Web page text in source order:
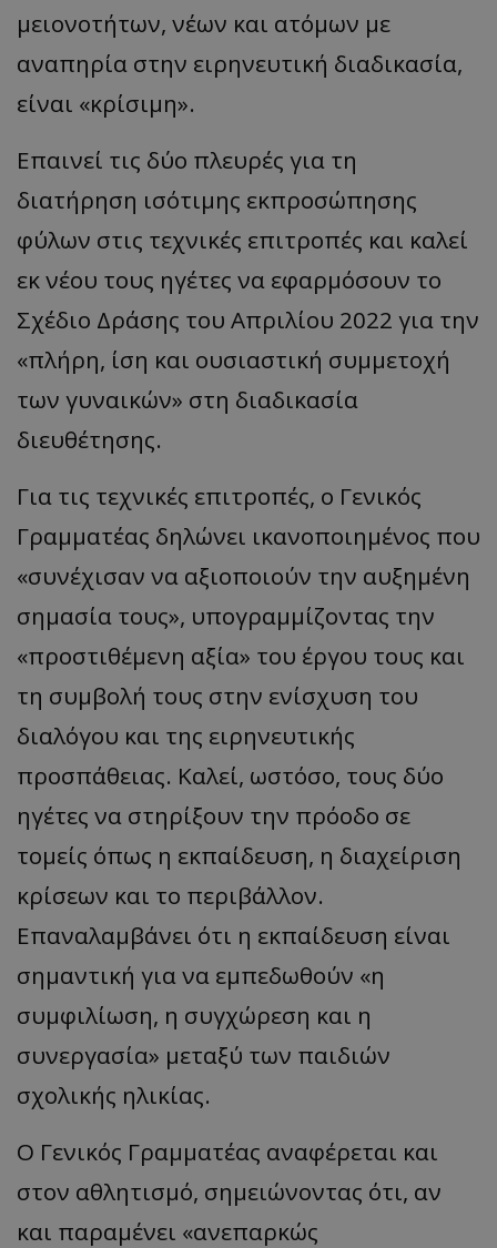
μειονοτήτων, νέων και ατόμων με
αναπηρία στην ειρηνευτική διαδικασία,
είναι «κρίσιμη».
Επαινεί τις δύο πλευρές για τη
διατήρηση ισότιμης εκπροσώπησης
φύλων στις τεχνικές επιτροπές και καλεί
εκ νέου τους ηγέτες να εφαρμόσουν το
Σχέδιο Δράσης του Απριλίου 2022 για την
«πλήρη, ίση και ουσιαστική συμμετοχή
των γυναικών» στη διαδικασία
διευθέτησης.
Για τις τεχνικές επιτροπές, ο Γενικός
Γραμματέας δηλώνει ικανοποιημένος που
«συνέχισαν να αξιοποιούν την αυξημένη
σημασία τους», υπογραμμίζοντας την
«προστιθέμενη αξία» του έργου τους και
τη συμβολή τους στην ενίσχυση του
διαλόγου και της ειρηνευτικής
προσπάθειας. Καλεί, ωστόσο, τους δύο
ηγέτες να στηρίξουν την πρόοδο σε
τομείς όπως η εκπαίδευση, η διαχείριση
κρίσεων και το περιβάλλον.
Επαναλαμβάνει ότι η εκπαίδευση είναι
σημαντική για να εμπεδωθούν «η
συμφιλίωση, η συγχώρεση και η
συνεργασία» μεταξύ των παιδιών
σχολικής ηλικίας.
Ο Γενικός Γραμματέας αναφέρεται και
στον αθλητισμό, σημειώνοντας ότι, αν
και παραμένει «ανεπαρκώς